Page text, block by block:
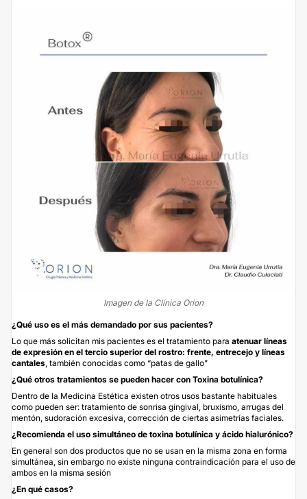
Imagen de la Clínica Orion
¿Qué uso es el más demandado por sus pacientes?
Lo que más solicitan mis pacientes es el tratamiento para atenuar líneas
de expresión en el tercio superior del rostro: frente, entrecejo y líneas
cantales , también conocidas como “patas de gallo”
¿Qué otros tratamientos se pueden hacer con Toxina botulínica?
Dentro de la Medicina Estética existen otros usos bastante habituales
como pueden ser: tratamiento de sonrisa gingival, bruxismo, arrugas del
mentón, sudoración excesiva, corrección de ciertas asimetrías faciales.
¿Recomienda el uso simultáneo de toxina botulínica y ácido hialurónico?
En general son dos productos que no se usan en la misma zona en forma
simultánea, sin embargo no existe ninguna contraindicación para el uso de
ambos en la misma sesión
¿En qué casos?